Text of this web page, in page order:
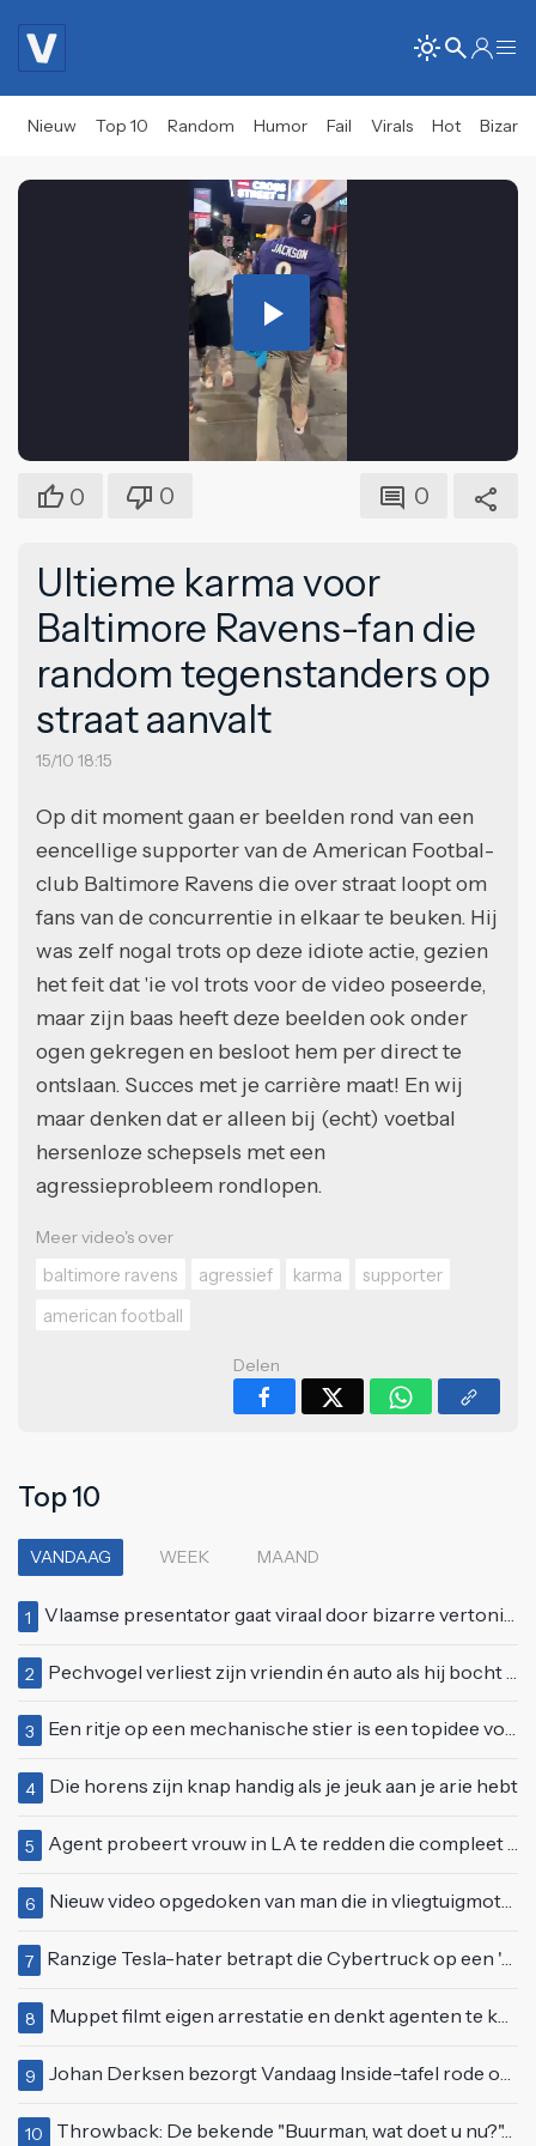
Nieuw Top 10 Random Humor Fail Virals Hot Bizar
Play
Video
0 0 0
Ultieme karma voor
Baltimore Ravens-fan die
random tegenstanders op
straat aanvalt
15/10 18:15
Op dit moment gaan er beelden rond van een
eencellige supporter van de American Footbal-
club Baltimore Ravens die over straat loopt om
fans van de concurrentie in elkaar te beuken. Hij
was zelf nogal trots op deze idiote actie, gezien
het feit dat 'ie vol trots voor de video poseerde,
maar zijn baas heeft deze beelden ook onder
ogen gekregen en besloot hem per direct te
ontslaan. Succes met je carrière maat! En wij
maar denken dat er alleen bij (echt) voetbal
hersenloze schepsels met een
agressieprobleem rondlopen.
Meer video's over
baltimore ravens
agressief karma
supporter
american football
Delen
Top 10
VANDAAG WEEK MAAND
1 Vlaamse presentator gaat viraal door bizarre vertoning op live televisie: "Helemaal stijf van de bloem"
2 Pechvogel verliest zijn vriendin én auto als hij bocht te scherp neemt
3 Een ritje op een mechanische stier is een topidee voor een eerste date
4 Die horens zijn knap handig als je jeuk aan je arie hebt
5 Agent probeert vrouw in LA te redden die compleet van het padje is
6 Nieuw video opgedoken van man die in vliegtuigmotor springt op vliegveld Milaan
7 Ranzige Tesla-hater betrapt die Cybertruck op een 'speciale bruine coating' trakteert
8 Muppet filmt eigen arrestatie en denkt agenten te kunnen laten schorsen: "Jullie krijgen maandje vakantie"
9 Johan Derksen bezorgt Vandaag Inside-tafel rode oortjes met vuig verhaal: "Dat gebeurde al in de gang"
10 Throwback: De bekende "Buurman, wat doet u nu?"-scène uit Flodder met Tatjana Šimić